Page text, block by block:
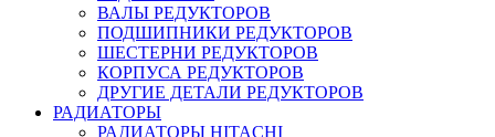
ВАЛЫ РЕДУКТОРОВ
ПОДШИПНИКИ РЕДУКТОРОВ
ШЕСТЕРНИ РЕДУКТОРОВ
КОРПУСА РЕДУКТОРОВ
ДРУГИЕ ДЕТАЛИ РЕДУКТОРОВ
РАДИАТОРЫ
РАДИАТОРЫ HITACHI